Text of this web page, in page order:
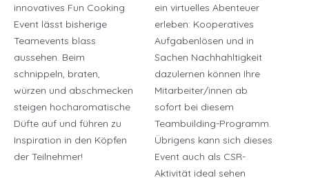
innovatives Fun Cooking
Event lässt bisherige
Teamevents blass
aussehen. Beim
schnippeln, braten,
würzen und abschmecken
steigen hocharomatische
Düfte auf und führen zu
Inspiration in den Köpfen
der Teilnehmer!
ein virtuelles Abenteuer
erleben: Kooperatives
Aufgabenlösen und in
Sachen Nachhahltigkeit
dazulernen können Ihre
Mitarbeiter/innen ab
sofort bei diesem
Teambuilding-Programm.
Übrigens kann sich dieses
Event auch als CSR-
Aktivität ideal sehen